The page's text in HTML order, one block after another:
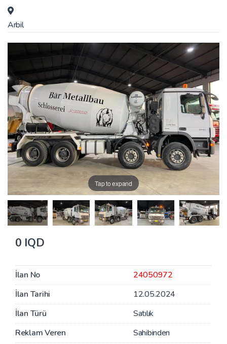
Arbil
Tap to expand
0 IQD
İlan No
24050972
İlan Tarihi
12.05.2024
İlan Türü
Satılık
Reklam Veren
Sahibinden